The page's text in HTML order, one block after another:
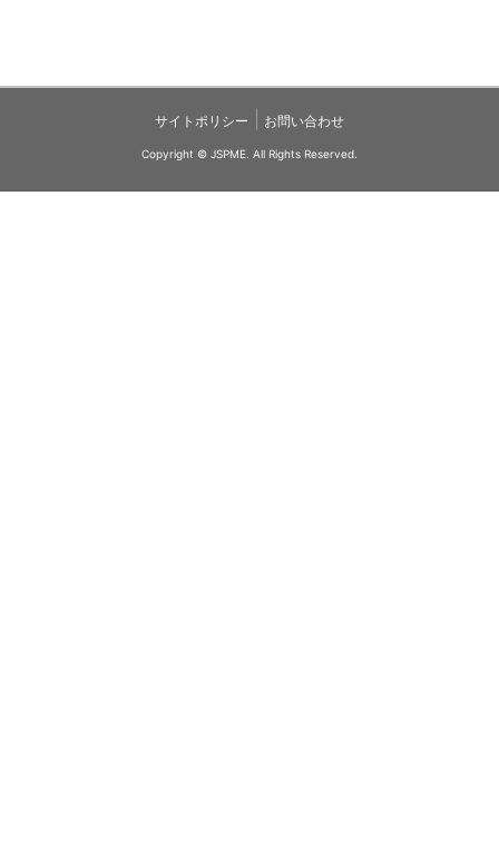
サイトポリシー お問い合わせ
Copyright © JSPME. All Rights Reserved.